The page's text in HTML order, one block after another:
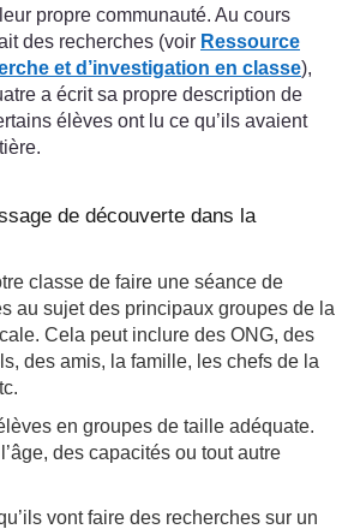
propre communauté. Au cours
des recherches (voir Ressource
et d’investigation en classe),
a écrit sa propre description de
élèves ont lu ce qu’ils avaient
de découverte dans la
classe de faire une séance de
au sujet des principaux groupes de la
Cela peut inclure des ONG, des
des amis, la famille, les chefs de la
en groupes de taille adéquate.
des capacités ou tout autre
vont faire des recherches sur un